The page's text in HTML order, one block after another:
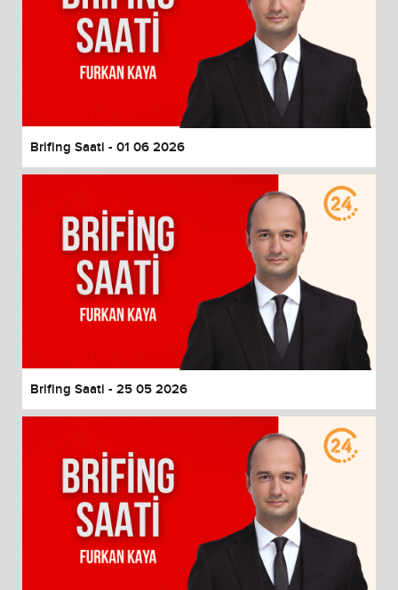
Brifing Saati - 01 06 2026
Brifing Saati - 25 05 2026